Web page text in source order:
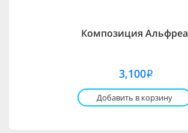
Композиция Альфреа
3,100i
Добавить в корзину